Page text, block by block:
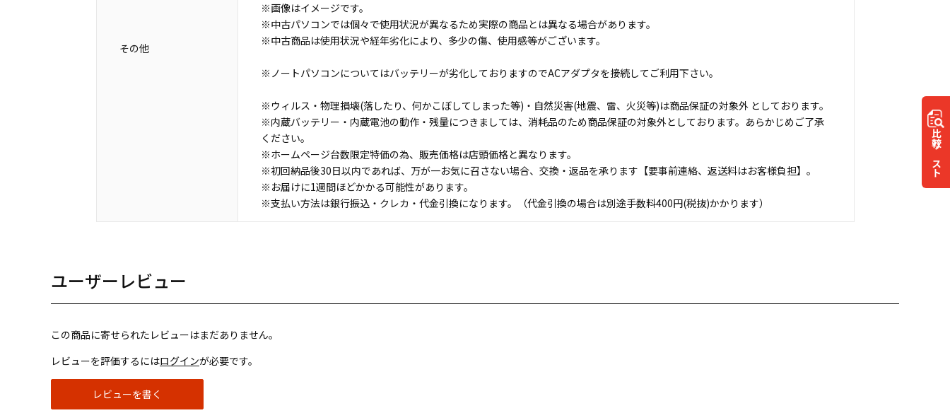
比較
リスト
その他
※画像はイメージです。
※中古パソコンでは個々で使用状況が異なるため実際の商品とは異なる場合があります。
※中古商品は使用状況や経年劣化により、多少の傷、使用感等がございます。
※ノートパソコンについてはバッテリーが劣化しておりますのでACアダプタを接続してご利用下さい。
※ウィルス・物理損壊(落したり、何かこぼしてしまった等)・自然災害(地震、雷、火災等)は商品保証の対象外 としております。
※内蔵バッテリー・内蔵電池の動作・残量につきましては、消耗品のため商品保証の対象外としております。あらかじめご了承
ください。
※ホームページ台数限定特価の為、販売価格は店頭価格と異なります。
※初回納品後30日以内であれば、万が一お気に召さない場合、交換・返品を承ります【要事前連絡、返送料はお客様負担】。
※お届けに1週間ほどかかる可能性があります。
※支払い方法は銀行振込・クレカ・代金引換になります。（代金引換の場合は別途手数料400円(税抜)かかります）
ユーザーレビュー
この商品に寄せられたレビューはまだありません。
レビューを評価するにはログインが必要です。
レビューを書く